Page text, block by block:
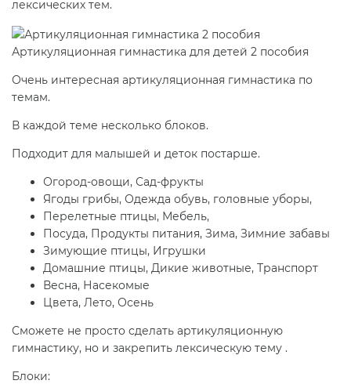
лексических тем.
Артикуляционная гимнастика для детей 2 пособия
Очень интересная артикуляционная гимнастика по
темам.
В каждой теме несколько блоков.
Подходит для малышей и деток постарше.
Огород-овощи, Сад-фрукты
Ягоды грибы, Одежда обувь, головные уборы,
Перелетные птицы, Мебель,
Посуда, Продукты питания, Зима, Зимние забавы
Зимующие птицы, Игрушки
Домашние птицы, Дикие животные, Транспорт
Весна, Насекомые
Цвета, Лето, Осень
Сможете не просто сделать артикуляционную
гимнастику, но и закрепить лексическую тему .
Блоки: